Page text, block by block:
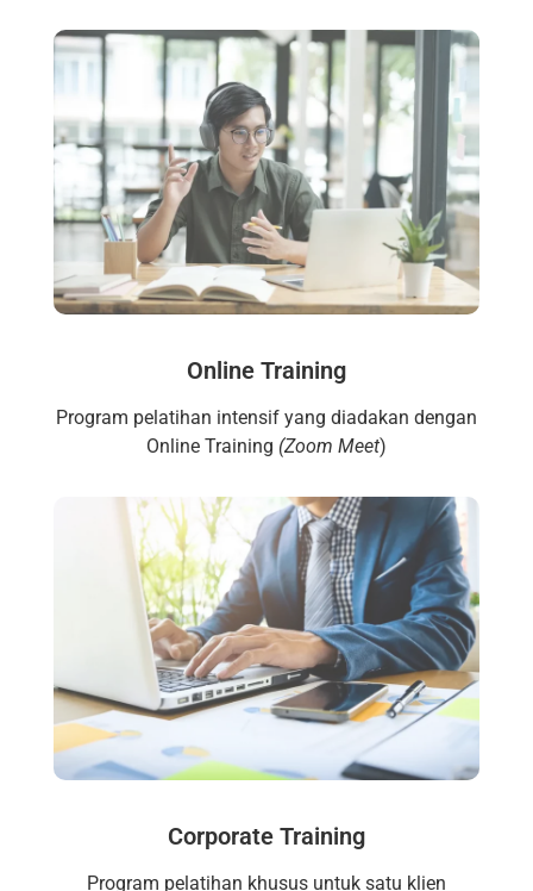
Online Training
Program pelatihan intensif yang diadakan dengan
Online Training (Zoom Meet)
Corporate Training
Program pelatihan khusus untuk satu klien